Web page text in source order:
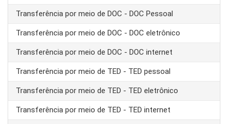
Transferência por meio de DOC - DOC Pessoal
Transferência por meio de DOC - DOC eletrônico
Transferência por meio de DOC - DOC internet
Transferência por meio de TED - TED pessoal
Transferência por meio de TED - TED eletrônico
Transferência por meio de TED - TED internet